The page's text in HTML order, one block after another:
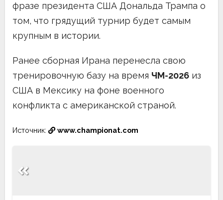
фразе президента США Дональда Трампа о
том, что грядущий турнир будет самым
крупным в истории.
Ранее сборная Ирана перенесла свою
тренировочную базу на время ЧМ-2026 из
США в Мексику на фоне военного
конфликта с американской страной.
Источник: www.championat.com
по